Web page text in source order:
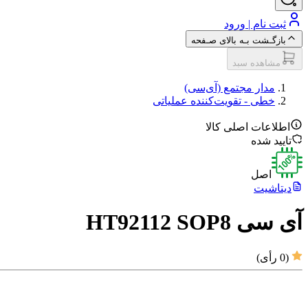
ثبت نام | ورود
بازگـشت بـه بالای صـفحه
مشاهده سبد
مدار مجتمع (آی‌سی‌)
خطی - تقویت‌کننده‌ عملیاتی
اطلاعات اصلی کالا
تایید شده
اصل
دیتاشیت
آی سی HT92112 SOP8
(
0 رأی)